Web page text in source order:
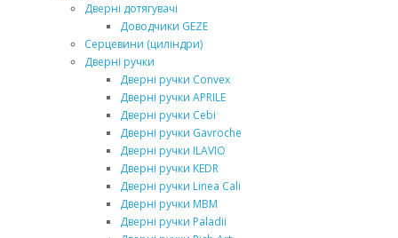
Дверні дотягувачі
Доводчики GEZE
Серцевини (циліндри)
Дверні ручки
Дверні ручки Convex
Дверні ручки APRILE
Дверні ручки Cebi
Дверні ручки Gavroche
Дверні ручки ILAVIO
Дверні ручки KEDR
Дверні ручки Linea Cali
Дверні ручки MВM
Дверні ручки Paladii